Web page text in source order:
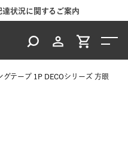
状況に関するご案内
グテープ 1P DECOシリーズ 方眼